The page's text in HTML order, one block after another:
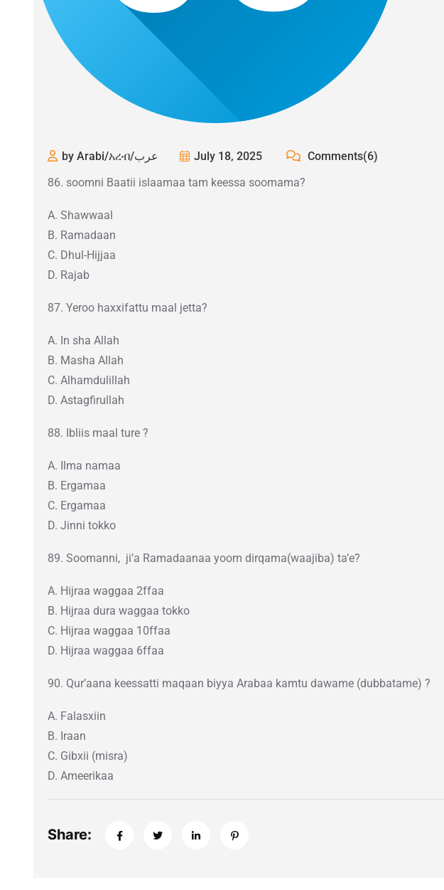
by Arabi/አረብ/عرب July 18, 2025
Comments(6)
86. soomni Baatii islaamaa tam keessa soomama?
A. Shawwaal
B. Ramadaan
C. Dhul-Hijjaa
D. Rajab
87. Yeroo haxxifattu maal jetta?
A. In sha Allah
B. Masha Allah
C. Alhamdulillah
D. Astagfirullah
88. Ibliis maal ture ?
A. Ilma namaa
B. Ergamaa
C. Ergamaa
D. Jinni tokko
89. Soomanni, ji’a Ramadaanaa yoom dirqama(waajiba) ta’e?
A. Hijraa waggaa 2ffaa
B. Hijraa dura waggaa tokko
C. Hijraa waggaa 10ffaa
D. Hijraa waggaa 6ffaa
90. Qur’aana keessatti maqaan biyya Arabaa kamtu dawame (dubbatame) ?
A. Falasxiin
B. Iraan
C. Gibxii (misra)
D. Ameerikaa
Share: